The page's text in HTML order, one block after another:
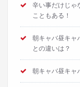
辛い事だけじゃ
こともある！
朝キャバ昼キャ
との違いは？
朝キャバ昼キャ